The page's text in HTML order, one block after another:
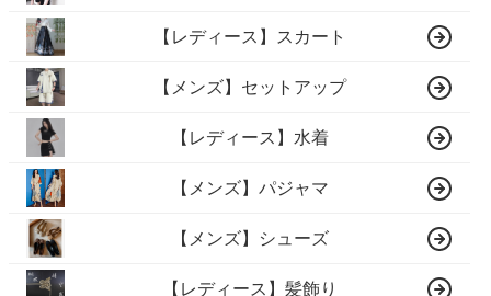
【レディース】スカート
【メンズ】セットアップ
【レディース】水着
【メンズ】パジャマ
【メンズ】シューズ
【レディース】髪飾り